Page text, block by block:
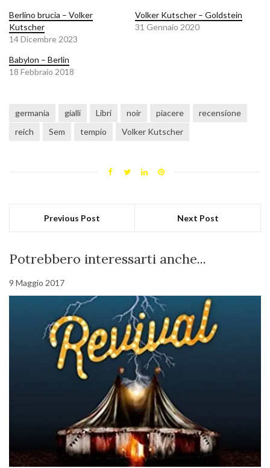
Berlino brucia – Volker
Kutscher
14 Dicembre 2023
Volker Kutscher – Goldstein
31 Gennaio 2020
Babylon – Berlin
18 Febbraio 2018
germania gialli Libri noir piacere
recensione
reich
Sem tempio Volker Kutscher
Previous Post Next Post
Potrebbero interessarti anche...
9 Maggio 2017